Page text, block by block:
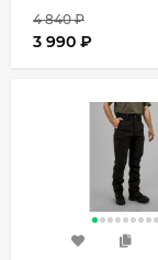
4 840₽
3 990 ₽